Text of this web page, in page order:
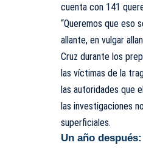
cuenta con 141
“Queremos que eso
allante, en vulgar
Cruz durante los
las víctimas de la
las autoridades que
las investigaciones
superficiales.
Un año